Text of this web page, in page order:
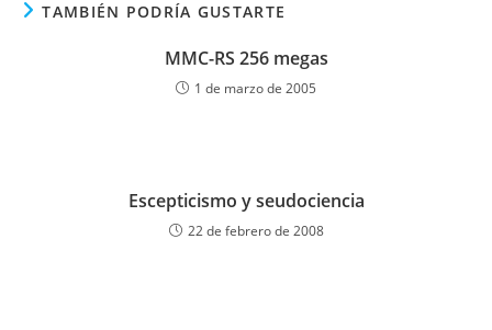
TAMBIÉN PODRÍA GUSTARTE
MMC-RS 256 megas
1 de marzo de 2005
Escepticismo y seudociencia
22 de febrero de 2008